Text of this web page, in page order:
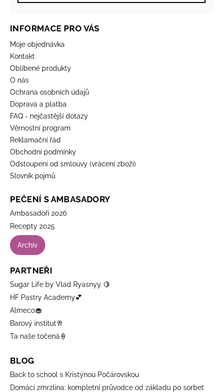
INFORMACE PRO VÁS
Moje objednávka
Kontakt
Oblíbené produkty
O nás
Ochrana osobních údajů
Doprava a platba
FAQ - nejčastější dotazy
Věrnostní program
Reklamační řád
Obchodní podmínky
Odstoupení od smlouvy (vrácení zboží)
Slovník pojmů
PEČENÍ S AMBASADORY
Ambasadoři 2026
Recepty 2025
Archiv
PARTNEŘI
Sugar Life by Vlad Ryasnyy 🍋
HF Pastry Academy💕
Almeco🧁
Barový institut🥂
Ta naše točená🍦
BLOG
Back to school s Kristýnou Počárovskou
Domácí zmrzlina: kompletní průvodce od základu po sorbet